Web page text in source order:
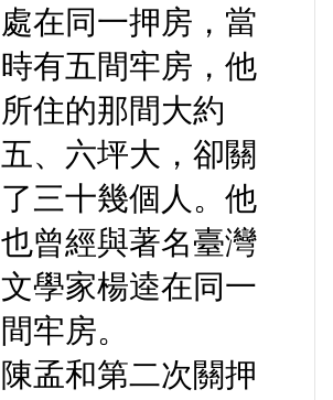
處在同一押房，當
時有五間牢房，他
所住的那間大約
五、六坪大，卻關
了三十幾個人。他
也曾經與著名臺灣
文學家楊逵在同一
間牢房。
陳孟和第二次關押